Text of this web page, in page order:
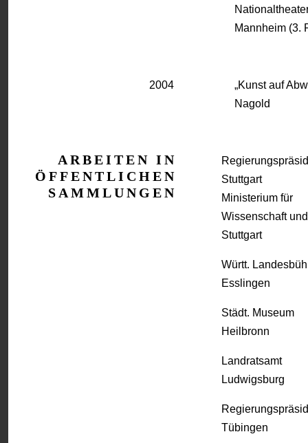
Mannheim (3.
2004
„Kunst auf
Nagold
ARBEITEN IN
ÖFFENTLICHEN
SAMMLUNGEN
Stuttgart
Ministerium für
Wissenschaft
Stuttgart
Württ.
Esslingen
Städt. Museum
Heilbronn
Landratsamt
Ludwigsburg
Tübingen